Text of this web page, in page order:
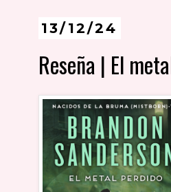
13/12/24
Reseña | El